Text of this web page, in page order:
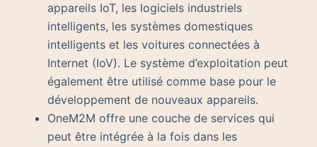
appareils IoT, les logiciels industriels
intelligents, les systèmes domestiques
intelligents et les voitures connectées à
Internet (IoV). Le système d’exploitation peut
également être utilisé comme base pour le
développement de nouveaux appareils.
OneM2M offre une couche de services qui
peut être intégrée à la fois dans les